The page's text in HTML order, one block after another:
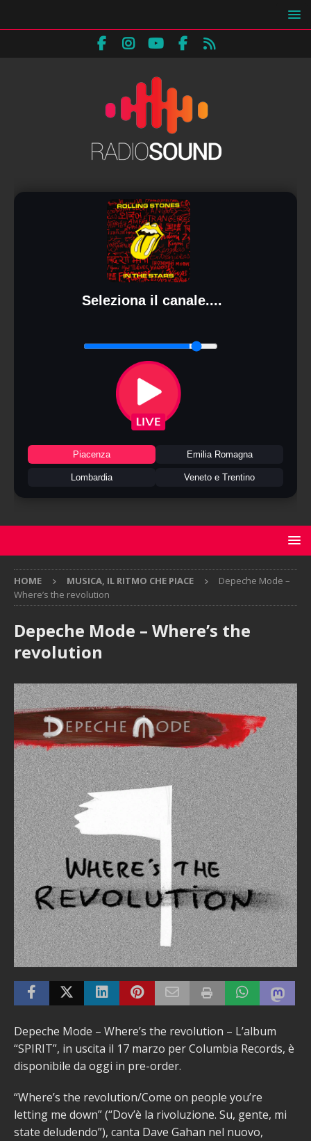
Seleziona il canale....
Piacenza Emilia Romagna
Lombardia Veneto e Trentino
HOME MUSICA, IL RITMO CHE PIACE
Depeche Mode –
Where’s the revolution
Depeche Mode – Where’s the
revolution
Depeche Mode – Where’s the revolution – L’album
“SPIRIT”, in uscita il 17 marzo per Columbia Records, è
disponibile da oggi in pre-order.
“Where’s the revolution/Come on people you’re
letting me down” (“Dov’è la rivoluzione. Su, gente, mi
state deludendo”), canta Dave Gahan nel nuovo,